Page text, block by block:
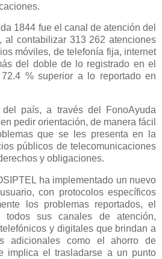
1844 fue el canal de atención del
al contabilizar 313 262 atenciones
móviles, de telefonía fija, internet
del doble de lo registrado en el
% superior a lo reportado en
país, a través del FonoAyuda
pedir orientación, de manera fácil
que se les presenta en la
públicos de telecomunicaciones
y obligaciones.
ha implementado un nuevo
con protocolos específicos
los problemas reportados, el
sus canales de atención,
y digitales que brindan a
adicionales como el ahorro de
implica el trasladarse a un punto